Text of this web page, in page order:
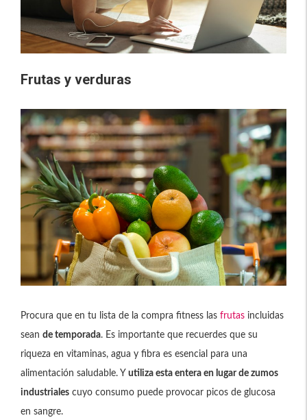
Frutas y verduras
Procura que en tu lista de la compra fitness las frutas incluidas
sean de temporada. Es importante que recuerdes que su
riqueza en vitaminas, agua y fibra es esencial para una
alimentación saludable. Y utiliza esta entera en lugar de zumos
industriales cuyo consumo puede provocar picos de glucosa
en sangre.